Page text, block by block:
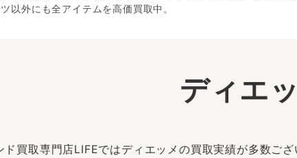
以外にも全アイテムを高価買取中。
ディエ
ド買取専門店LIFEではディエッメの買取実績が多数ござ